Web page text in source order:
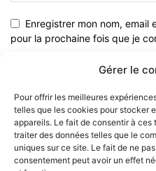
Gérer le
Pour offrir les meilleures
telles que les cookies pour stocker
appareils. Le fait de consentir à
traiter des données telles que le
uniques sur ce site. Le fait de ne
consentement peut avoir un effet
Enregistrer mon nom,
pour la prochaine fois que je